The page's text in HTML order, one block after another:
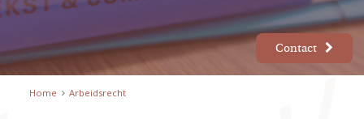
Contact
Home Arbeidsrecht